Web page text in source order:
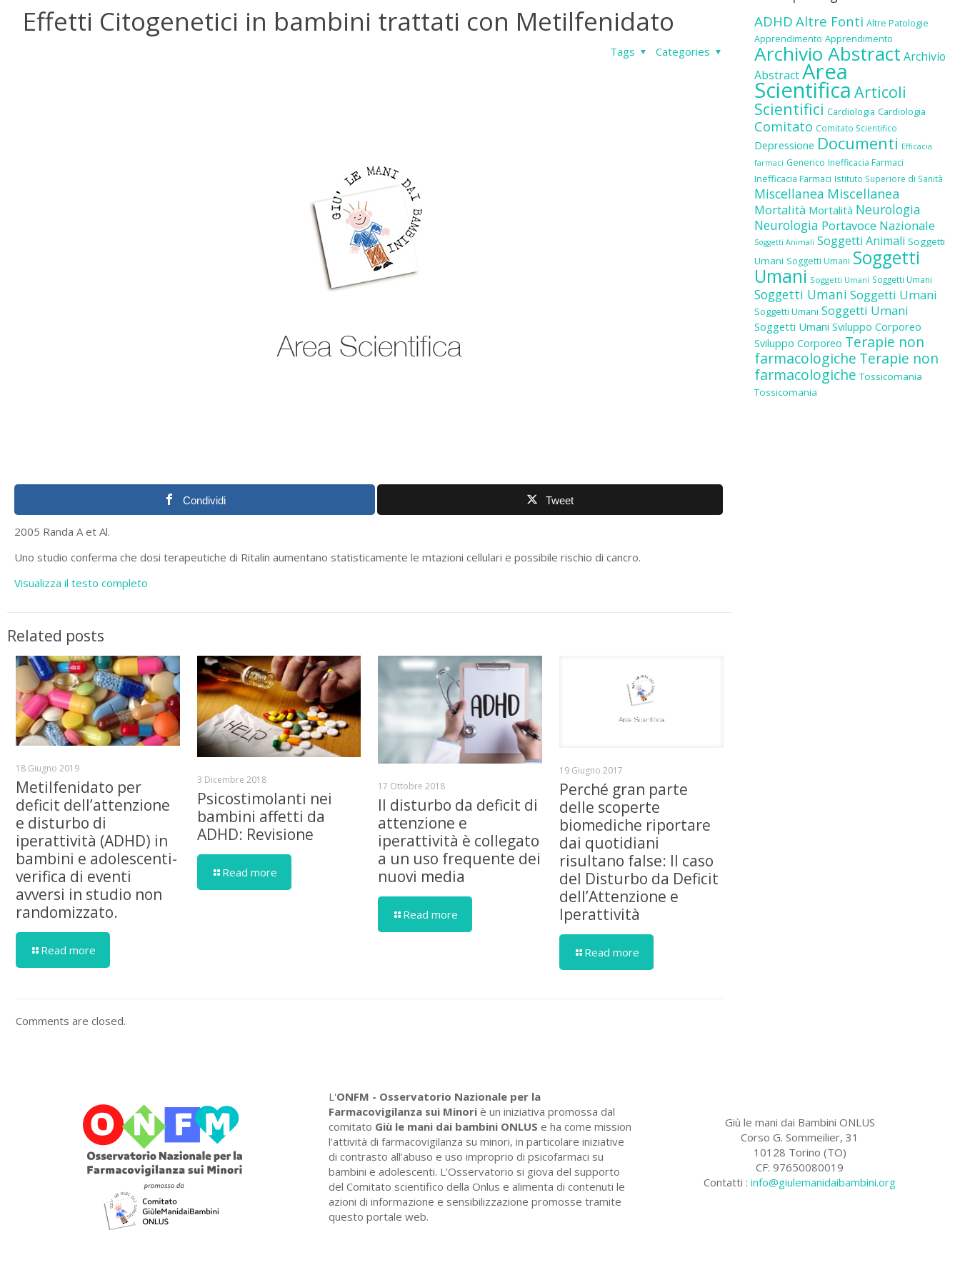
Effetti Citogenetici in bambini trattati con Metilfenidato
Categories
Tags
Condividi Tweet
2005 Randa A et Al.
Uno studio conferma che dosi terapeutiche di Ritalin aumentano statisticamente le mtazioni cellulari e possibile rischio di cancro.
Visualizza il testo completo
Related posts
18 Giugno 2019
Metilfenidato per
deficit dell’attenzione
e disturbo di
iperattività (ADHD) in
bambini e adolescenti-
verifica di eventi
avversi in studio non
randomizzato.
Read more
3 Dicembre 2018
Psicostimolanti nei
bambini affetti da
ADHD: Revisione
Read more
17 Ottobre 2018
Il disturbo da deficit di
attenzione e
iperattività è collegato
a un uso frequente dei
nuovi media
Read more
19 Giugno 2017
Perché gran parte
delle scoperte
biomediche riportare
dai quotidiani
risultano false: Il caso
del Disturbo da Deficit
dell’Attenzione e
Iperattività
Read more
Comments are closed.
ADHD Altre Fonti Altre Patologie
Apprendimento Apprendimento
Archivio Abstract Archivio
AbstractArea
Scientifica Articoli
Scientifici Cardiologia Cardiologia
Comitato Comitato Scientifico
Depressione Documenti Efficacia
farmaci Generico Inefficacia Farmaci
Inefficacia Farmaci Istituto Superiore di Sanità
Miscellanea Miscellanea
Mortalità Mortalità Neurologia
Neurologia Portavoce Nazionale
Soggetti Animali Soggetti Animali Soggetti
Umani Soggetti Umani Soggetti
Umani Soggetti Umani Soggetti Umani
Soggetti Umani Soggetti Umani
Soggetti Umani Soggetti Umani
Soggetti Umani Sviluppo Corporeo
Sviluppo Corporeo Terapie non
farmacologiche Terapie non
farmacologiche Tossicomania
Tossicomania
L'ONFM - Osservatorio Nazionale per la
Farmacovigilanza sui Minori è un iniziativa promossa dal
comitato Giù le mani dai bambini ONLUS e ha come mission
l'attività di farmacovigilanza su minori, in particolare iniziative
di contrasto all’abuso e uso improprio di psicofarmaci su
bambini e adolescenti. L’Osservatorio si giova del supporto
del Comitato scientifico della Onlus e alimenta di contenuti le
azioni di informazione e sensibilizzazione promosse tramite
questo portale web.
Giù le mani dai Bambini ONLUS
Corso G. Sommeilier, 31
10128 Torino (TO)
CF: 97650080019
Contatti :info@giulemanidaibambini.org